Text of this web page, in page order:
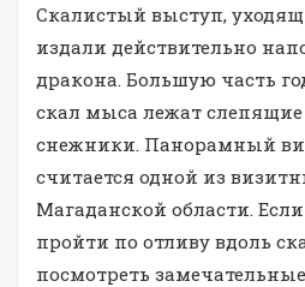
Скалистый выступ,
издали действительно
дракона. Большую часть
скал мыса лежат
снежники. Панорамный
считается одной из
Магаданской области.
пройти по отливу вдоль
посмотреть